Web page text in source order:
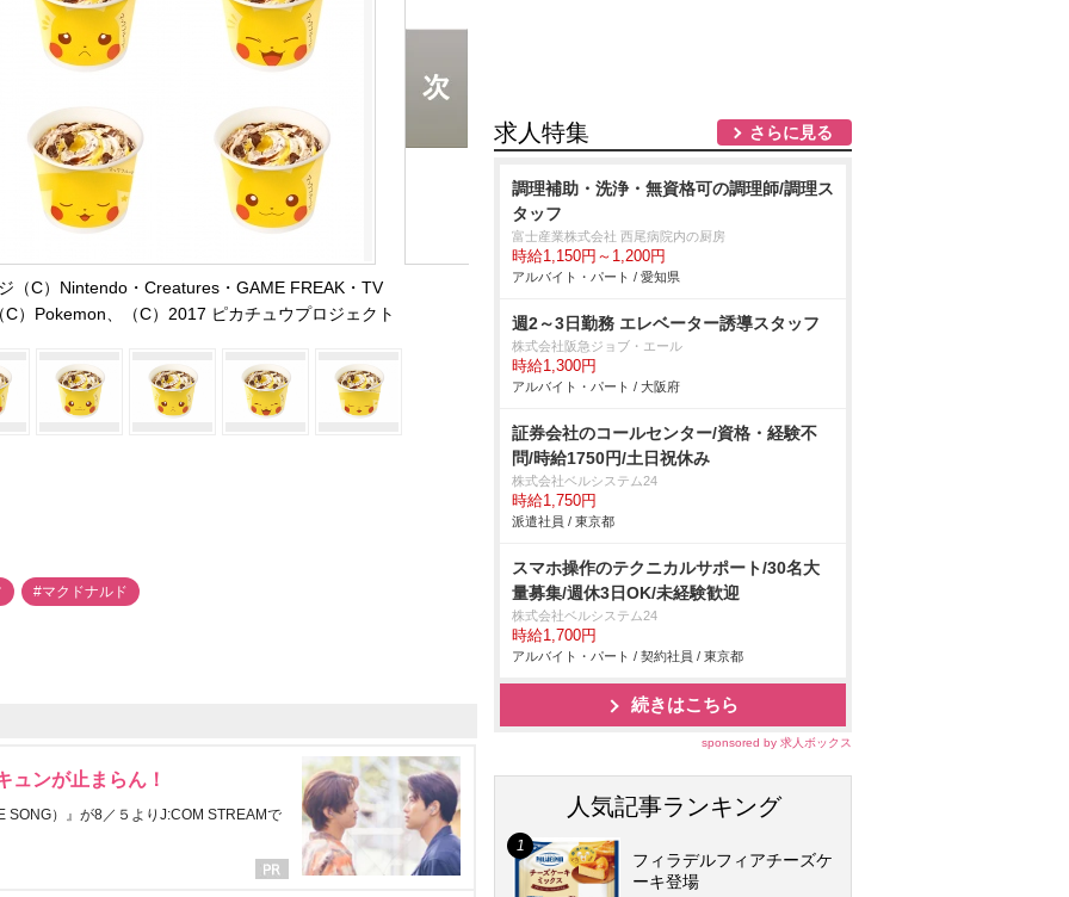
（C）Nintendo・Creatures・GAME FREAK・TV
）Pokemon、（C）2017 ピカチュウプロジェクト
#マクドナルド
ュンが止まらん！
SONG）』が8／５よりJ:COM STREAMで
求人特集 さらに見る
調理補助・洗浄・無資格可の調理師/調理ス
タッフ
富士産業株式会社 西尾病院内の厨房
時給1,150円～1,200円
アルバイト・パート / 愛知県
週2～3日勤務 エレベーター誘導スタッフ
株式会社阪急ジョブ・エール
時給1,300円
アルバイト・パート / 大阪府
証券会社のコールセンター/資格・経験不
問/時給1750円/土日祝休み
株式会社ベルシステム24
時給1,750円
派遣社員 / 東京都
スマホ操作のテクニカルサポート/30名大
量募集/週休3日OK/未経験歓迎
株式会社ベルシステム24
時給1,700円
アルバイト・パート / 契約社員 / 東京都
続きはこちら
sponsored by 求人ボックス
人気記事ランキング
フィラデルフィアチーズケ
ーキ登場